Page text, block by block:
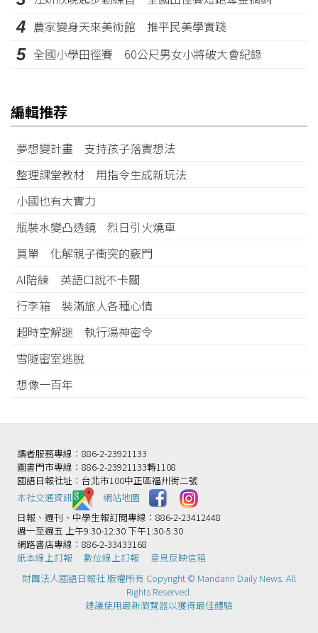
4 農家變身天來美術館 推平民美學實踐
5 全國小學田徑賽 60公尺男女小將破大會紀錄
編輯推荐
夢想變計畫 支持孩子落實想法
整理課堂教材 用指令生成新玩法
小國也有大實力
瓶裝水變凸透鏡 烈日引火燒車
買單 化解親子衝突的竅門
AI陪練 英語口說不卡關
行李箱 裝滿旅人各種心情
超時空解謎 執行湯神密令
雪隧密室逃脫
想像一百年
讀者服務專線：886-2-23921133
圖書門市專線：886-2-23921133轉1108
國語日報社址：台北市100中正區福州街二號
本社交通資訊️
網站地圖
日報、週刊、中學生報訂閱專線：886-2-23412448
週一至週五 上午9:30-12:30 下午1:30-5:30
網路書店專線：886-2-33433168
紙本線上訂報
數位線上訂報
意見反映信箱
財團法人國語日報社 版權所有 Copyright © Mandarin Daily News. All
Rights Reserved.
建議使用最新瀏覽器以獲得最佳體驗
.